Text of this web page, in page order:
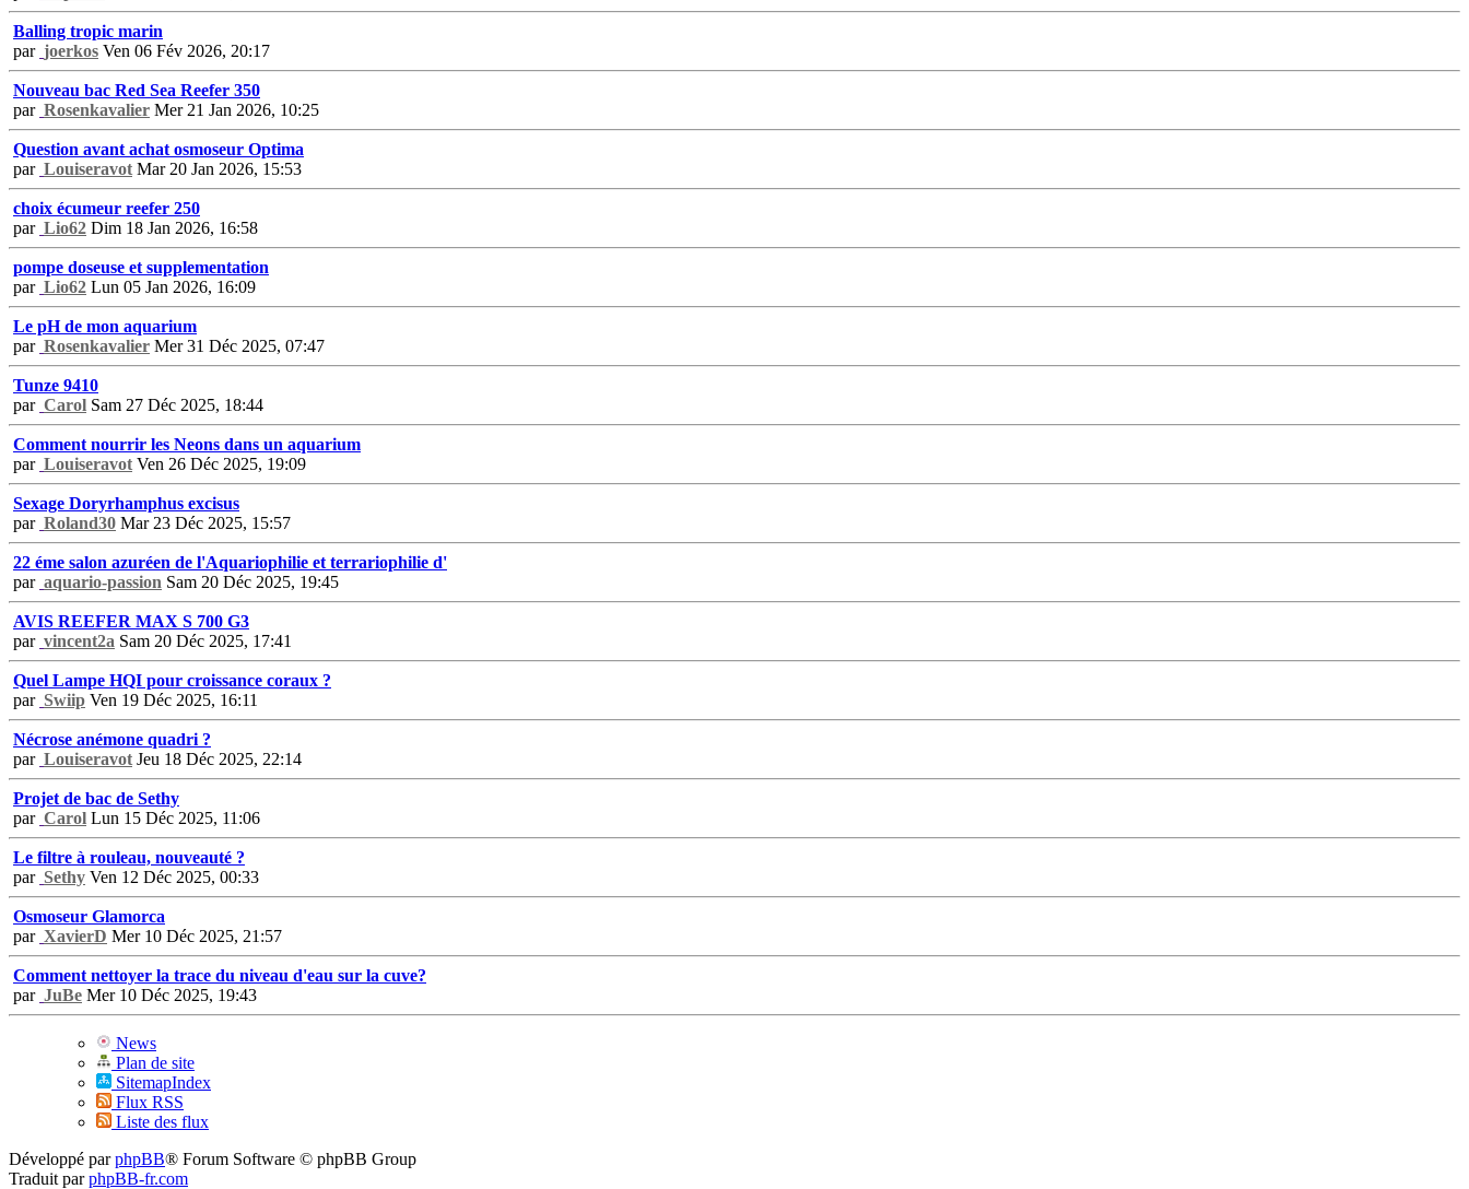
Balling tropic marin
par joerkos Ven 06 Fév 2026, 20:17
Nouveau bac Red Sea Reefer 350
par Rosenkavalier Mer 21 Jan 2026, 10:25
Question avant achat osmoseur Optima
par Louiseravot Mar 20 Jan 2026, 15:53
choix écumeur reefer 250
par Lio62 Dim 18 Jan 2026, 16:58
pompe doseuse et supplementation
par Lio62 Lun 05 Jan 2026, 16:09
Le pH de mon aquarium
par Rosenkavalier Mer 31 Déc 2025, 07:47
Tunze 9410
par Carol Sam 27 Déc 2025, 18:44
Comment nourrir les Neons dans un aquarium
par Louiseravot Ven 26 Déc 2025, 19:09
Sexage Doryrhamphus excisus
par Roland30 Mar 23 Déc 2025, 15:57
22 éme salon azuréen de l'Aquariophilie et terrariophilie d'
par aquario-passion Sam 20 Déc 2025, 19:45
AVIS REEFER MAX S 700 G3
par vincent2a Sam 20 Déc 2025, 17:41
Quel Lampe HQI pour croissance coraux ?
par Swiip Ven 19 Déc 2025, 16:11
Nécrose anémone quadri ?
par Louiseravot Jeu 18 Déc 2025, 22:14
Projet de bac de Sethy
par Carol Lun 15 Déc 2025, 11:06
Le filtre à rouleau, nouveauté ?
par Sethy Ven 12 Déc 2025, 00:33
Osmoseur Glamorca
par XavierD Mer 10 Déc 2025, 21:57
Comment nettoyer la trace du niveau d'eau sur la cuve?
par JuBe Mer 10 Déc 2025, 19:43
News
Plan de site
SitemapIndex
Flux RSS
Liste des flux
Développé parphpBB® Forum Software © phpBB Group
Traduit parphpBB-fr.com